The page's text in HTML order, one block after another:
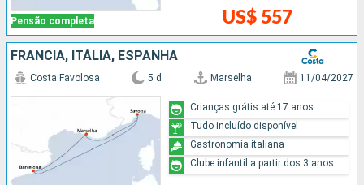
Pensão completa US$ 557
FRANCIA, ITÁLIA, ESPANHA
Costa Favolosa 5 d Marselha 11/04/2027
Crianças grátis até 17 anos
Tudo incluído disponível
Gastronomia italiana
Clube infantil a partir dos 3 anos